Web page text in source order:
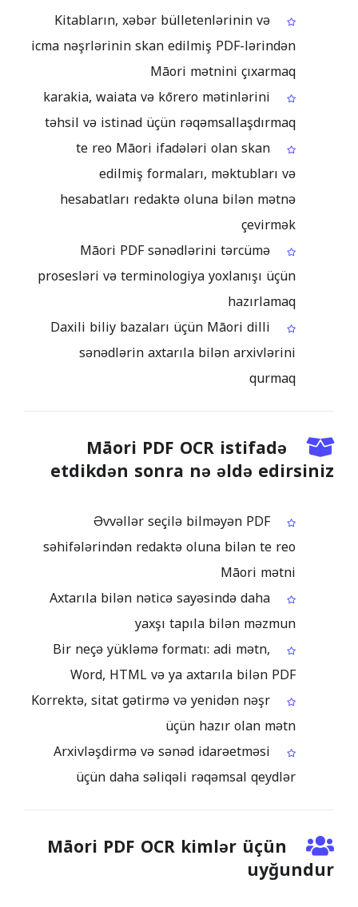
Kitabların, xəbər bülletenlərinin və
icma nəşrlərinin skan edilmiş PDF-lərindən
Māori mətnini çıxarmaq
karakia, waiata və kōrero mətinlərini
təhsil və istinad üçün rəqəmsallaşdırmaq
te reo Māori ifadələri olan skan
edilmiş formaları, məktubları və
hesabatları redaktə oluna bilən mətnə
çevirmək
Māori PDF sənədlərini tərcümə
prosesləri və terminologiya yoxlanışı üçün
hazırlamaq
Daxili biliy bazaları üçün Māori dilli
sənədlərin axtarıla bilən arxivlərini
qurmaq
Māori PDF OCR istifadə
etdikdən sonra nə əldə edirsiniz
Əvvəllər seçilə bilməyən PDF
səhifələrindən redaktə oluna bilən te reo
Māori mətni
Axtarıla bilən nəticə sayəsində daha
yaxşı tapıla bilən məzmun
Bir neçə yükləmə formatı: adi mətn,
Word, HTML və ya axtarıla bilən PDF
Korrektə, sitat gətirmə və yenidən nəşr
üçün hazır olan mətn
Arxivləşdirmə və sənəd idarəetməsi
üçün daha səliqəli rəqəmsal qeydlər
Māori PDF OCR kimlər üçün
uyğundur